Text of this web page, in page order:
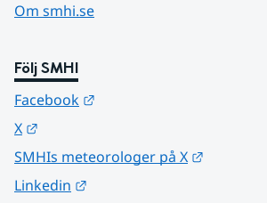
Om smhi.se
Följ SMHI
Facebook
X
SMHIs meteorologer på X
Linkedin